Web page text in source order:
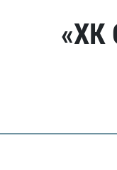
«ХК